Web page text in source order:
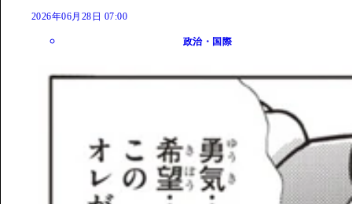
2026年06月28日 07:00
政治・国際